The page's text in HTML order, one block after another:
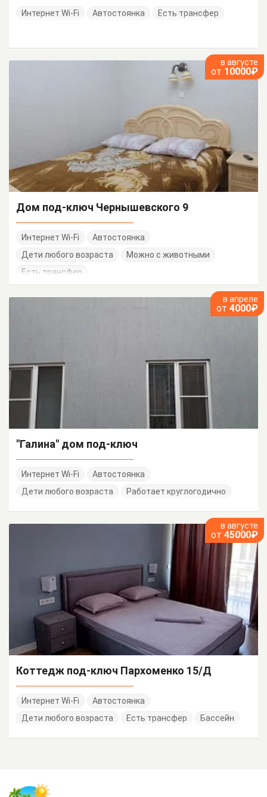
Интернет Wi-Fi Автостоянка Есть трансфер
в августе
от 10000₽
Дом под-ключ Чернышевского 9
Интернет Wi-Fi
Автостоянка
Дети любого возраста
Можно с животными
Есть трансфер
в апреле
от 4000₽
"Галина" дом под-ключ
Интернет Wi-Fi
Автостоянка
Дети любого возраста
Работает круглогодично
в августе
от 45000₽
Коттедж под-ключ Пархоменко 15/Д
Интернет Wi-Fi
Автостоянка
Дети любого возраста
Есть трансфер Бассейн